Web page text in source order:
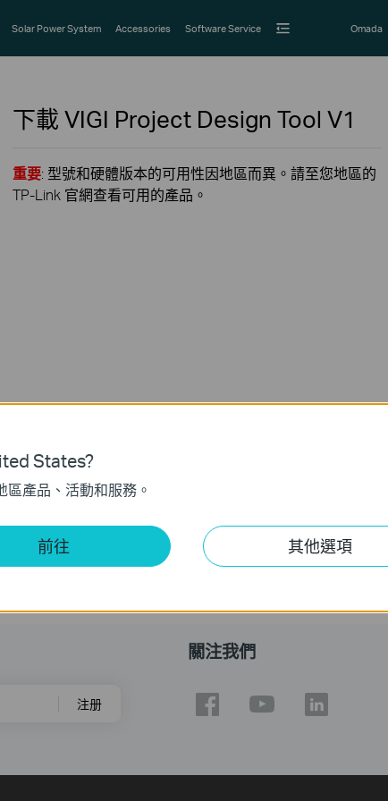
Solar Power System Accessories Software Service Omada
下載 VIGI Project Design Tool V1
重要: 型號和硬體版本的可用性因地區而異。請至您地區的
TP-Link 官網查看可用的產品。
注册
關注我們
States?
區產品、活動和服務。
前往 其他選項